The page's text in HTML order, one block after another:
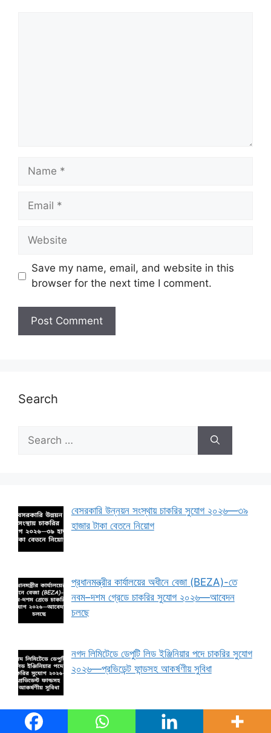
Name
Email
Website
Save my name, email, and website in this
browser for the next time I comment.
Search
for:
বেসরকারি উন্নয়ন সংস্থায় চাকরির সুযোগ ২০২৬—৩৯
হাজার টাকা বেতনে নিয়োগ
প্রধানমন্ত্রীর কার্যালয়ের অধীনে বেজা (BEZA)-তে
নবম–দশম গ্রেডে চাকরির সুযোগ ২০২৬—আবেদন
চলছে
নগদ লিমিটেডে ডেপুটি লিড ইঞ্জিনিয়ার পদে চাকরির সুযোগ
২০২৬—প্রভিডেন্ট ফান্ডসহ আকর্ষণীয় সুবিধা
ব্র্যাক ব্যাংকে ইন্টার্নশিপ প্রোগ্রামে নিয়োগ ২০২৬—